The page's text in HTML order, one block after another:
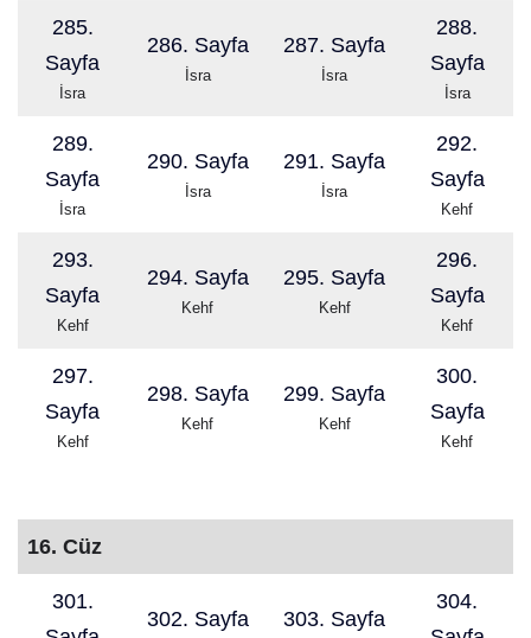
285.
Sayfa
İsra
286. Sayfa
İsra
287. Sayfa
İsra
288.
Sayfa
İsra
289.
Sayfa
İsra
290. Sayfa
İsra
291. Sayfa
İsra
292.
Sayfa
Kehf
293.
Sayfa
Kehf
294. Sayfa
Kehf
295. Sayfa
Kehf
296.
Sayfa
Kehf
297.
Sayfa
Kehf
298. Sayfa
Kehf
299. Sayfa
Kehf
300.
Sayfa
Kehf
16. Cüz
301.
302. Sayfa 303. Sayfa
304.